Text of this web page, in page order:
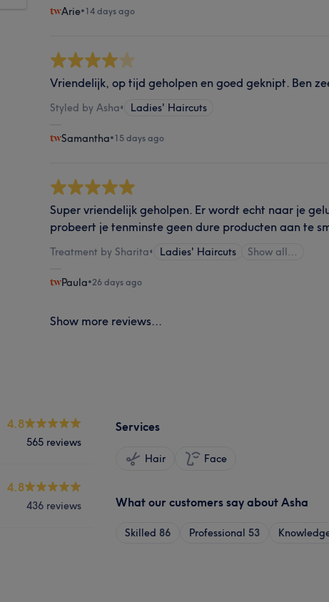
Arie•14 days ago
Vriendelijk, op tijd geholpen en goed geknipt. Ben
Styled by Asha• Ladies' Haircuts
Samantha•15 days ago
Super vriendelijk geholpen. Er wordt echt naar je
probeert je tenminste geen dure producten aan te
Treatment by Sharita• Ladies' Haircuts Show all…
Paula•26 days ago
Show more reviews...
4.8
565 reviews
4.8
436 reviews
Services
Hair Face
What our customers say about Asha
Skilled 86 Professional 53